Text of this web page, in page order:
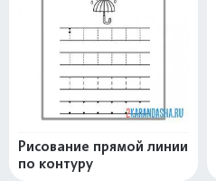
Рисование прямой линии
по контуру